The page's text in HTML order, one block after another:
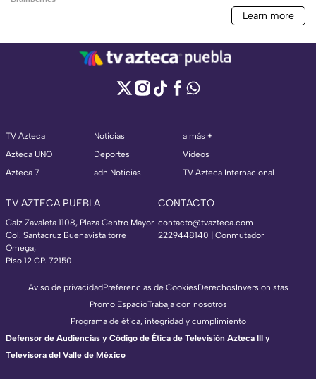
TV Azteca
Azteca UNO
Azteca 7
Noticias
Deportes
adn Noticias
a más +
Videos
TV Azteca Internacional
TV AZTECA PUEBLA
Calz Zavaleta 1108, Plaza Centro Mayor
Col. Santacruz Buenavista torre
Omega,
Piso 12 CP. 72150
CONTACTO
contacto@tvazteca.com
2229448140 | Conmutador
Aviso de privacidadPreferencias de CookiesDerechosInversionistas
Promo EspacioTrabaja con nosotros
Programa de ética, integridad y cumplimiento
Defensor de Audiencias y Código de Ética de Televisión Azteca III y
Televisora del Valle de México